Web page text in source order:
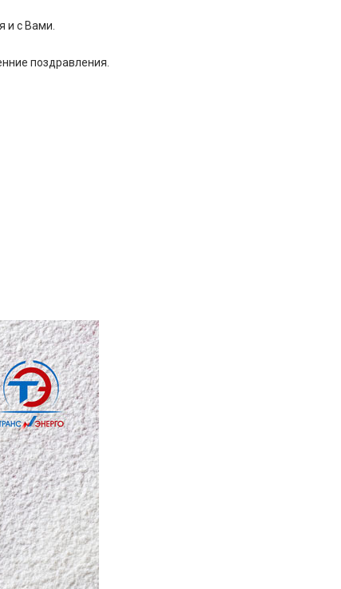
и с Вами.
поздравления.